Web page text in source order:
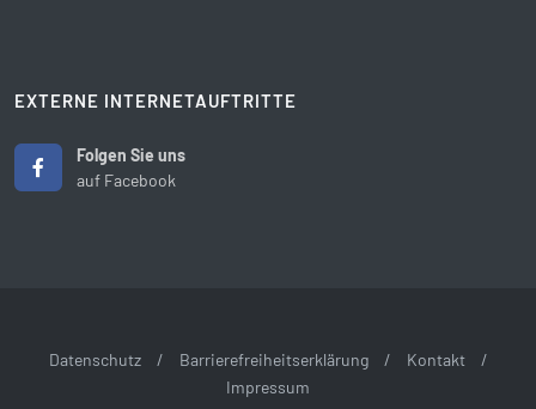
EXTERNE INTERNETAUFTRITTE
Folgen Sie uns
auf Facebook
Datenschutz / Barrierefreiheitserklärung / Kontakt
/
Impressum